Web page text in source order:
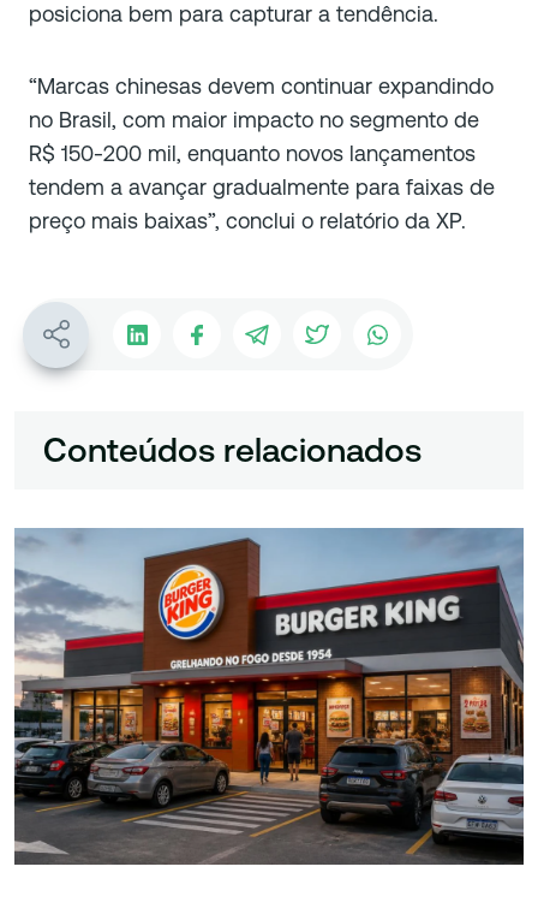
posiciona bem para capturar a tendência.
“Marcas chinesas devem continuar expandindo
no Brasil, com maior impacto no segmento de
R$ 150-200 mil, enquanto novos lançamentos
tendem a avançar gradualmente para faixas de
preço mais baixas”, conclui o relatório da XP.
Conteúdos relacionados